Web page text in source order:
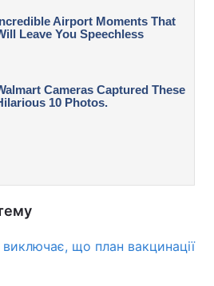
виключає, що план вакцинації